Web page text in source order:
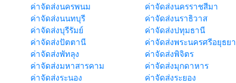
ค่าจัดส่งนครพนม ค่าจัดส่งนครราชสีมา
ค่าจัดส่งนนทบุรี ค่าจัดส่งนราธิวาส
ค่าจัดส่งบุรีรัมย์ ค่าจัดส่งปทุมธานี
ค่าจัดส่งปัตตานี ค่าจัดส่งพระนครศรีอยุธยา
ค่าจัดส่งพัทลุง ค่าจัดส่งพิจิตร
ค่าจัดส่งมหาสารคาม ค่าจัดส่งมุกดาหาร
ค่าจัดส่งระนอง ค่าจัดส่งระยอง